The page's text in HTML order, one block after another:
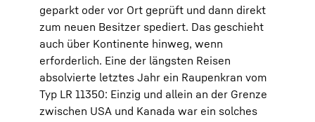
geparkt oder vor Ort geprüft und dann direkt
zum neuen Besitzer spediert. Das geschieht
auch über Kontinente hinweg, wenn
erforderlich. Eine der längsten Reisen
absolvierte letztes Jahr ein Raupenkran vom
Typ LR 11350: Einzig und allein an der Grenze
zwischen USA und Kanada war ein solches